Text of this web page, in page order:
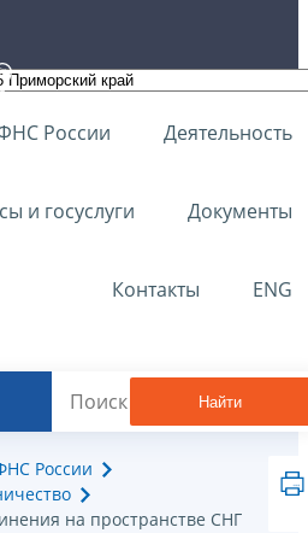
России Деятельность
и госуслуги Документы
Контакты ENG
Найти
России
на пространстве СНГ